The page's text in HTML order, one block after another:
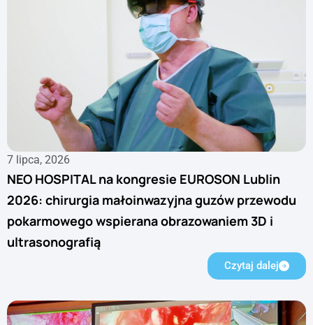
7 lipca, 2026
NEO HOSPITAL na kongresie EUROSON Lublin
2026: chirurgia małoinwazyjna guzów przewodu
pokarmowego wspierana obrazowaniem 3D i
ultrasonografią
Czytaj dalej